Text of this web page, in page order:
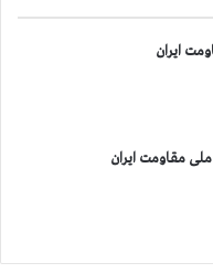
ایران
مقاومت ایران